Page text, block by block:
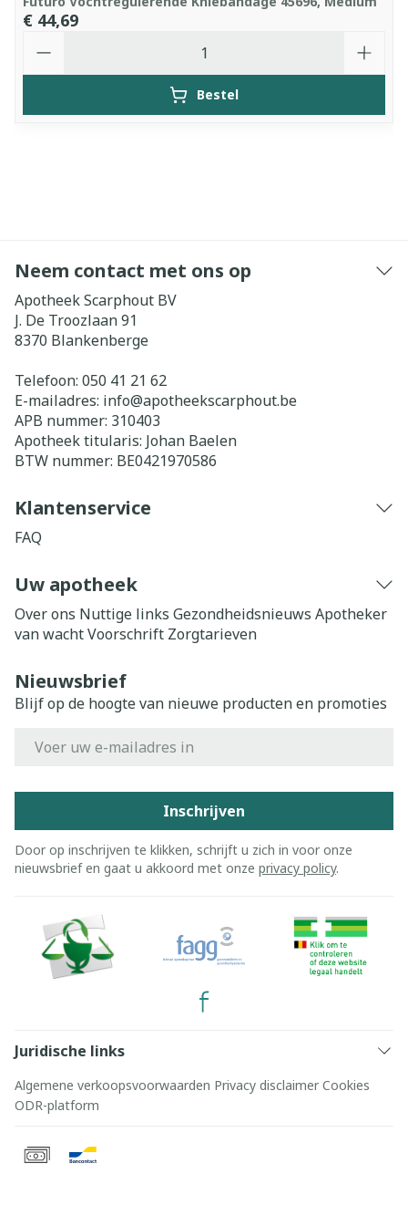
€ 44,69
Bestel
Neem contact met ons op
Apotheek Scarphout BV
J. De Troozlaan 91
8370 Blankenberge
Telefoon: 050 41 21 62
E-mailadres: info@apotheekscarphout.be
APB nummer: 310403
Apotheek titularis: Johan Baelen
BTW nummer: BE0421970586
Klantenservice
FAQ
Uw apotheek
Over ons Nuttige links Gezondheidsnieuws Apotheker
van wachtVoorschrift Zorgtarieven
Nieuwsbrief
Blijf op de hoogte van nieuwe producten en promoties
Inschrijven
Door op inschrijven te klikken, schrijft u zich in voor onze
nieuwsbrief en gaat u akkoord met onze privacy policy.
Juridische links
Algemene verkoopsvoorwaarden Privacy disclaimer Cookies
ODR-platform